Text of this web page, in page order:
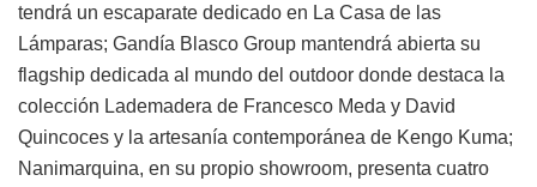
tendrá un escaparate dedicado en La Casa de las
Lámparas; Gandía Blasco Group mantendrá abierta su
flagship dedicada al mundo del outdoor donde destaca la
colección Lademadera de Francesco Meda y David
Quincoces y la artesanía contemporánea de Kengo Kuma;
Nanimarquina, en su propio showroom, presenta cuatro